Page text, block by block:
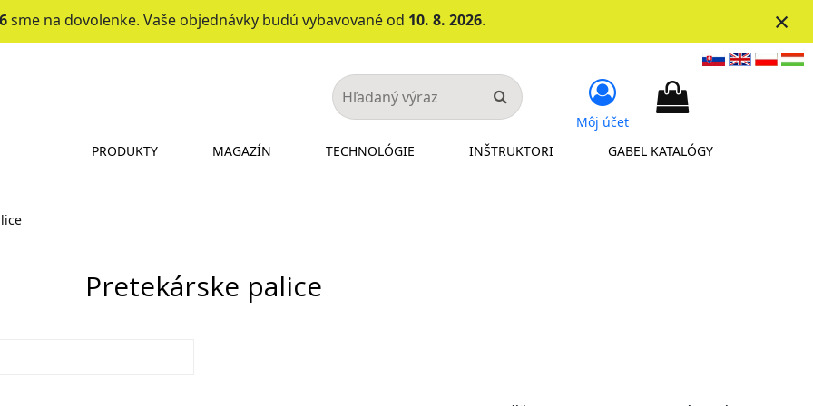
sme na dovolenke. Vaše objednávky budú vybavované od 10. 8. 2026. ×
PRODUKTY MAGAZÍN TECHNOLÓGIE INŠTRUKTORI GABEL KATALÓGY
Môj účet
Pretekárske palice